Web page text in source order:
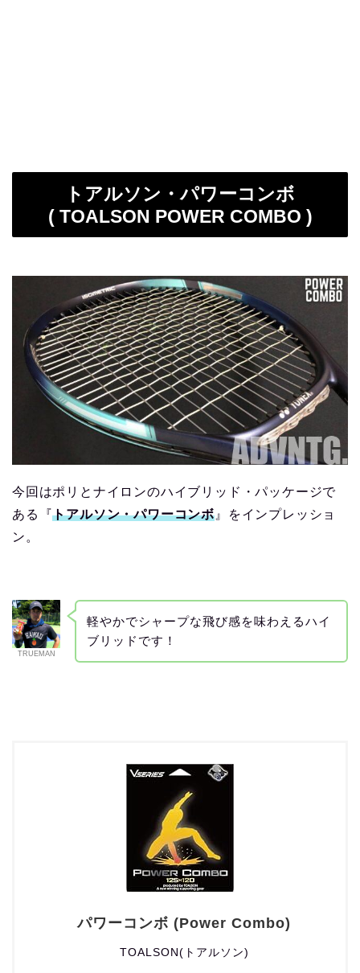
トアルソン・パワーコンボ
( TOALSON POWER COMBO )
今回はポリとナイロンのハイブリッド・パッケージで
ある『トアルソン・パワーコンボ 』をインプレッショ
ン。
TRUEMAN
軽やかでシャープな飛び感を味わえるハイ
ブリッドです！
パワーコンボ (Power Combo)
TOALSON(トアルソン)